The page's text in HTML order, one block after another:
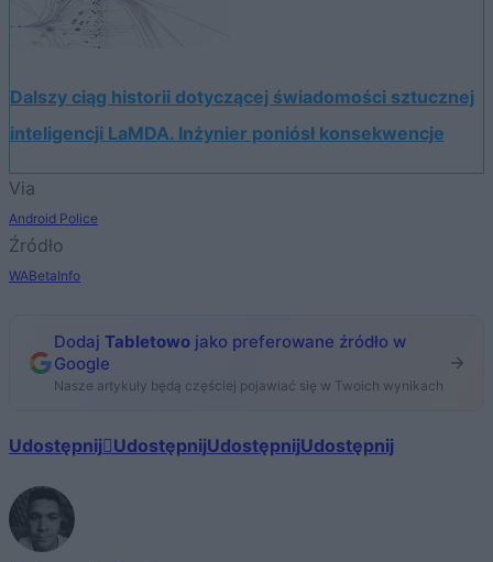
Dalszy ciąg historii dotyczącej świadomości sztucznej
inteligencji LaMDA. Inżynier poniósł konsekwencje
Via
Android Police
Źródło
WABetaInfo
Dodaj Tabletowo jako preferowane źródło w
Google
Nasze artykuły będą częściej pojawiać się w Twoich wynikach
Udostępnij UdostępnijUdostępnijUdostępnij